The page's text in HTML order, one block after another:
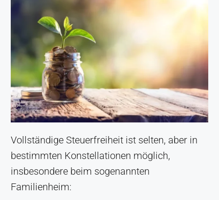
Vollständige Steuerfreiheit ist selten, aber in
bestimmten Konstellationen möglich,
insbesondere beim sogenannten
Familienheim: